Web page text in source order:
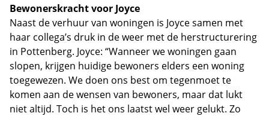
Bewonerskracht voor Joyce
Naast de verhuur van woningen is Joyce samen met
haar collega’s druk in de weer met de herstructurering
in Pottenberg. Joyce: “Wanneer we woningen gaan
slopen, krijgen huidige bewoners elders een woning
toegewezen. We doen ons best om tegenmoet te
komen aan de wensen van bewoners, maar dat lukt
niet altijd. Toch is het ons laatst wel weer gelukt. Zo